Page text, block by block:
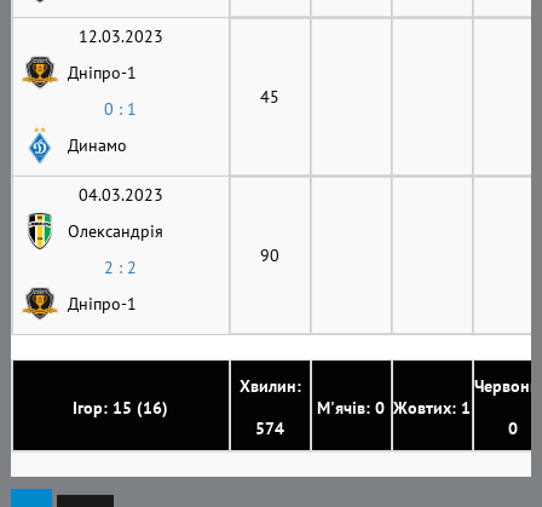
Ігор: 15 (16)
Хвилин:
574
М'ячів: 0 Жовтих: 1
0
12.03.2023
Дніпро-1
0 : 1
Динамо
45
04.03.2023
Олександрія
2 : 2
Дніпро-1
90